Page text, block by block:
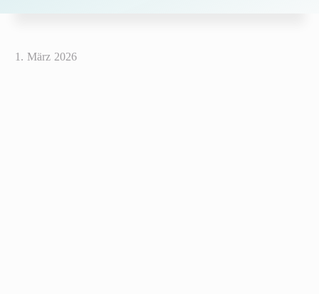
1. März 2026